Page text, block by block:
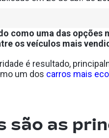
como uma das opções
os veículos mais
é resultado,
um dos carros mais
são as